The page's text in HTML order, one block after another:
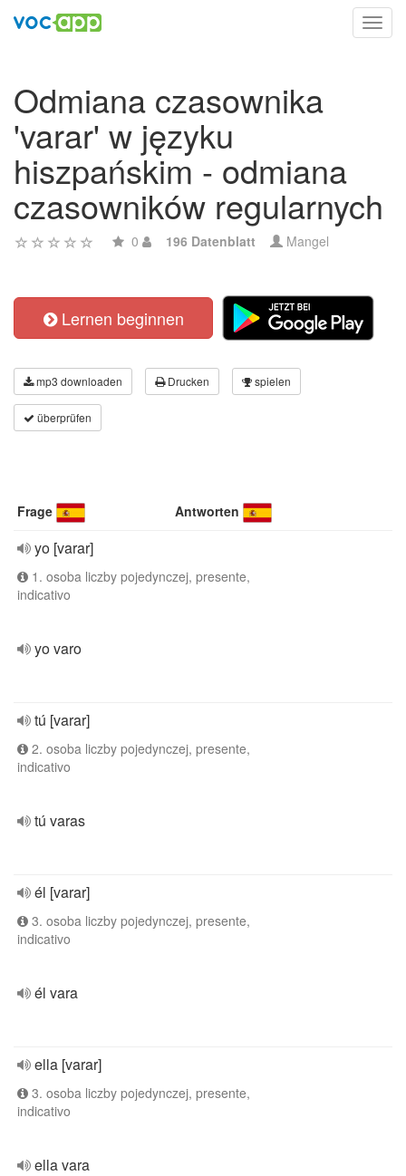
Odmiana czasownika
'varar' w języku
hiszpańskim - odmiana
czasowników regularnych
0 196 Datenblatt Mangel
Lernen beginnen
mp3 downloaden Drucken spielen
überprüfen
Frage Antworten
yo [varar]
1. osoba liczby pojedynczej, presente,
indicativo
yo varo
tú [varar]
2. osoba liczby pojedynczej, presente,
indicativo
tú varas
él [varar]
3. osoba liczby pojedynczej, presente,
indicativo
él vara
ella [varar]
3. osoba liczby pojedynczej, presente,
indicativo
ella vara